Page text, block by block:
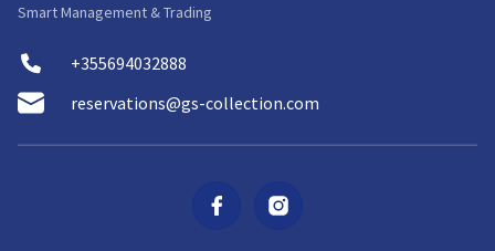
Smart Management & Trading
+355694032888
reservations@gs-collection.com